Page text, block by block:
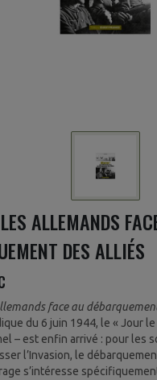
ALLEMANDS
DES ALLIÉS
face au
du 6 juin 1944, le « Jour
– est enfin arrivé : pour les
l’Invasion, le
s’intéresse